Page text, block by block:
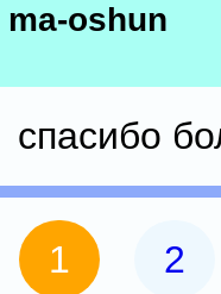
ma-oshun
спасибо
1 2